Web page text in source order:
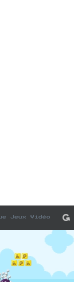
Jeux Vidéo